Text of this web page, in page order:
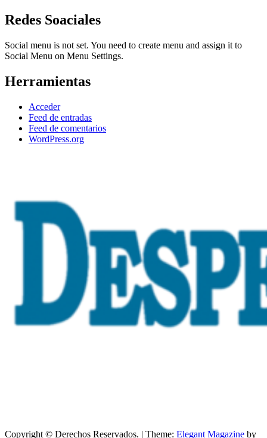
Redes Soaciales
Social menu is not set. You need to create menu and assign it to
Social Menu on Menu Settings.
Herramientas
Acceder
Feed de entradas
Feed de comentarios
WordPress.org
Copyright © Derechos Reservados. | Theme: Elegant Magazine by